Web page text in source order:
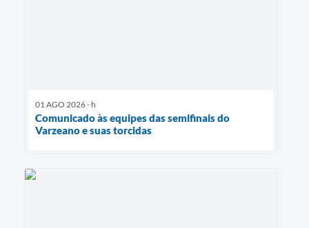
01 AGO 2026 - h
Comunicado às equipes das semifinais do
Varzeano e suas torcidas